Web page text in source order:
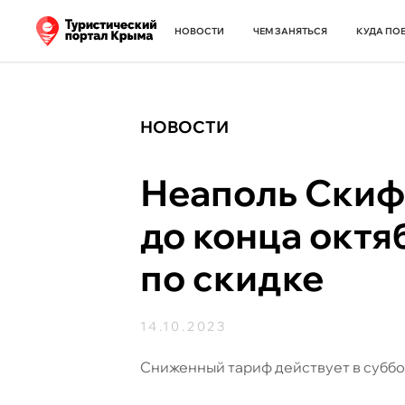
НОВОСТИ ЧЕМ ЗАНЯТЬСЯ КУДА
НОВОСТИ
Неаполь
до конца
по скидке
14.10.2023
Сниженный тариф действует в